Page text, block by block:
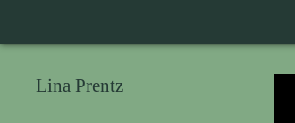
Lina Prentz